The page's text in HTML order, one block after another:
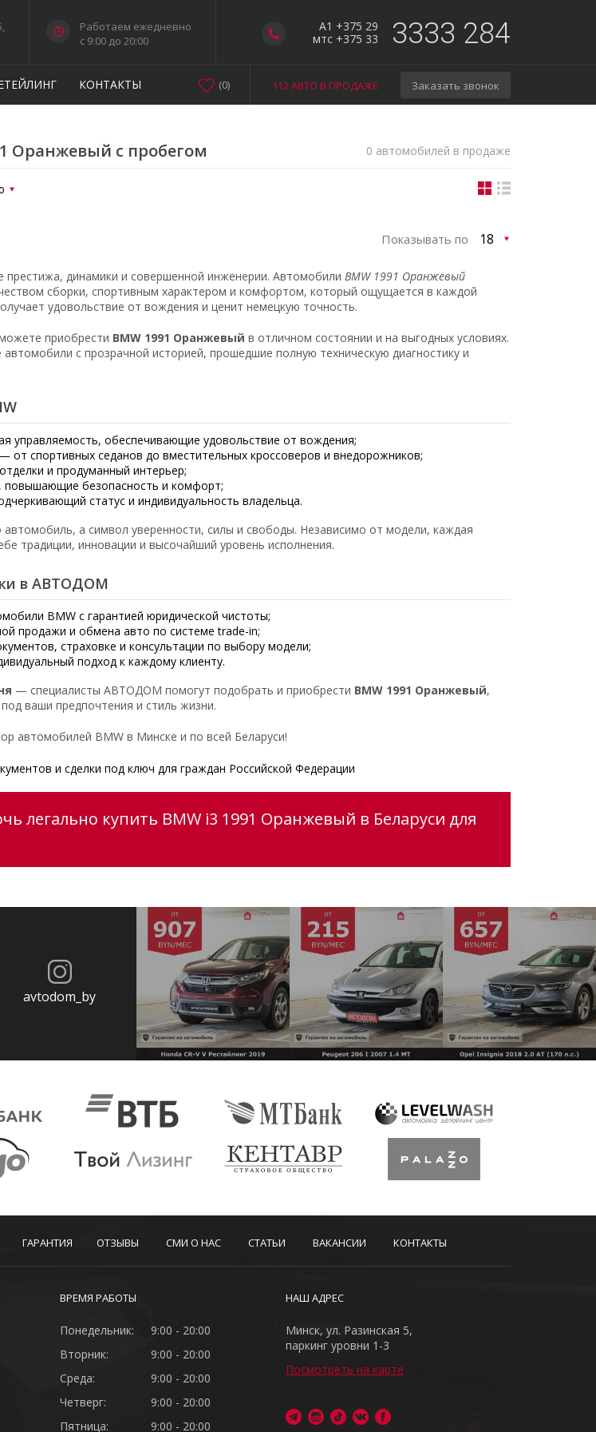
A1 +375 29
мтс +375 33
3333 284
Работаем ежедневно
c 9:00 до 20:00
КОНТАКТЫ 112 АВТО В ПРОДАЖЕ Заказать звонок
(0)
Оранжевый с пробегом 0 автомобилей в продаже
Показывать по
престижа, динамики и совершенной инженерии. Автомобили BMW 1991 Оранжевый
сборки, спортивным характером и комфортом, который ощущается в каждой
удовольствие от вождения и ценит немецкую точность.
приобрести BMW 1991 Оранжевый в отличном состоянии и на выгодных условиях.
с прозрачной историей, прошедшие полную техническую диагностику и
управляемость, обеспечивающие удовольствие от вождения;
спортивных седанов до вместительных кроссоверов и внедорожников;
и продуманный интерьер;
повышающие безопасность и комфорт;
статус и индивидуальность владельца.
а символ уверенности, силы и свободы. Независимо от модели, каждая
традиции, инновации и высочайший уровень исполнения.
в АВТОДОМ
BMW с гарантией юридической чистоты;
продажи и обмена авто по системе trade-in;
страховке и консультации по выбору модели;
подход к каждому клиенту.
— специалисты АВТОДОМ помогут подобрать и приобрести BMW 1991 Оранжевый,
ваши предпочтения и стиль жизни.
автомобилей BMW в Минске и по всей Беларуси!
и сделки под ключ для граждан Российской Федерации
легально купить BMW i3 1991 Оранжевый в Беларуси для
avtodom_by
ГАРАНТИЯ ОТЗЫВЫ СМИ О НАС СТАТЬИ ВАКАНСИИ КОНТАКТЫ
ВРЕМЯ РАБОТЫ
Понедельник:
9:00 - 20:00
Вторник:
9:00 - 20:00
Среда:
9:00 - 20:00
Четверг:
9:00 - 20:00
Пятница:
9:00 - 20:00
НАШ АДРЕС
Минск, ул. Разинская 5,
паркинг уровни 1-3
Посмотреть на карте